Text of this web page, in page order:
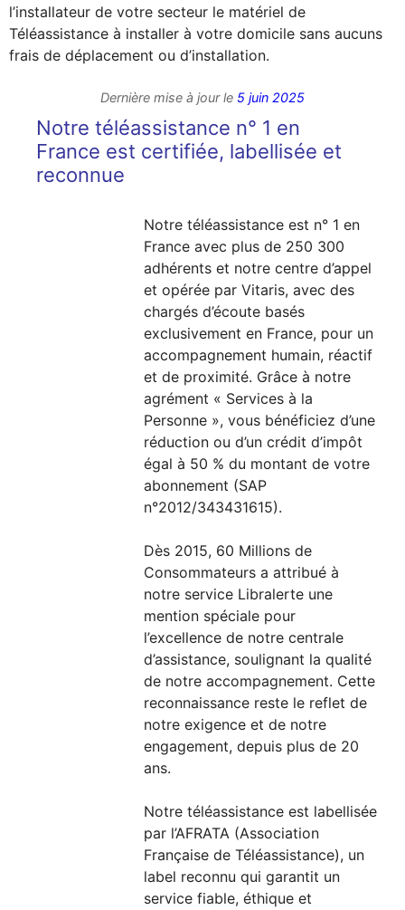
l’installateur de votre secteur le matériel de
Téléassistance à installer à votre domicile sans aucuns
frais de déplacement ou d’installation.
Dernière mise à jour le 5 juin 2025
Notre téléassistance n° 1 en
France est certifiée, labellisée et
reconnue
Notre téléassistance est n° 1 en
France avec plus de 250 300
adhérents et notre centre d’appel
et opérée par Vitaris, avec des
chargés d’écoute basés
exclusivement en France, pour un
accompagnement humain, réactif
et de proximité. Grâce à notre
agrément « Services à la
Personne », vous bénéficiez d’une
réduction ou d’un crédit d’impôt
égal à 50 % du montant de votre
abonnement (SAP
n°2012/343431615).
Dès 2015, 60 Millions de
Consommateurs a attribué à
notre service Libralerte une
mention spéciale pour
l’excellence de notre centrale
d’assistance, soulignant la qualité
de notre accompagnement. Cette
reconnaissance reste le reflet de
notre exigence et de notre
engagement, depuis plus de 20
ans.
Notre téléassistance est labellisée
par l’AFRATA (Association
Française de Téléassistance), un
label reconnu qui garantit un
service fiable, éthique et